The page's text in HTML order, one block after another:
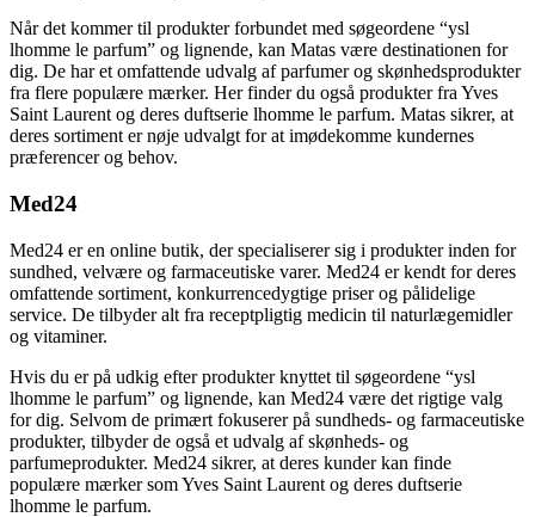
Når det kommer til produkter forbundet med søgeordene “ysl
lhomme le parfum” og lignende, kan Matas være destinationen for
dig. De har et omfattende udvalg af parfumer og skønhedsprodukter
fra flere populære mærker. Her finder du også produkter fra Yves
Saint Laurent og deres duftserie lhomme le parfum. Matas sikrer, at
deres sortiment er nøje udvalgt for at imødekomme kundernes
præferencer og behov.
Med24
Med24 er en online butik, der specialiserer sig i produkter inden for
sundhed, velvære og farmaceutiske varer. Med24 er kendt for deres
omfattende sortiment, konkurrencedygtige priser og pålidelige
service. De tilbyder alt fra receptpligtig medicin til naturlægemidler
og vitaminer.
Hvis du er på udkig efter produkter knyttet til søgeordene “ysl
lhomme le parfum” og lignende, kan Med24 være det rigtige valg
for dig. Selvom de primært fokuserer på sundheds- og farmaceutiske
produkter, tilbyder de også et udvalg af skønheds- og
parfumeprodukter. Med24 sikrer, at deres kunder kan finde
populære mærker som Yves Saint Laurent og deres duftserie
lhomme le parfum.